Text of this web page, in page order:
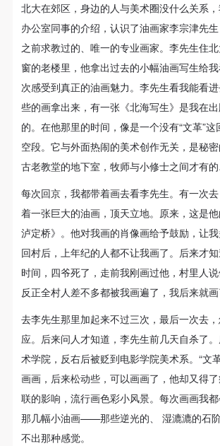
创 作
CREATION
新中国成立后的李宗津在油画创作方面
有信心，概括起来可能就是这么几条：
群体、典型的历史情节与细节，加上准
从而让历史创作成为新时代的象征。他
始了，比如画于1947年的《平民食堂》
群体、外光所塑造的现场气氛，达到了
绘的高峰。
领 袖
LEADERS
李宗津一生中花了许多时间描绘领袖像
中寻找素材。但仔细端详他的这些作品
可以做一个区分：1957年以前，他以感
肖像；1957年以后，他不幸成了右派，
北大在郊区，身边的人与美术圈没什么关系
办公室同事的介绍，认识了油画家李宗津先
之前求教过的、唯一的专业画家。李先生住
窗的老楼里，他拿出过去的小幅油画写生给
次感受到真正的油画魅力。李先生看我能看
些的画拿出来，有一张《北海写生》是我在
的。在他那里的时间，像是一个没有“文革”
空段。它与外面热闹的美术创作无关，是秘
古老教堂的地下室，牧师与小修士之间才有
每次回京，我都带着画去看李先生。有一次
着一张巨大的油画，顶天立地。原来，这是
泸定桥》。他对我画的肖像画给予鼓励，让
回村后，上年纪的人都不让我画了。后来才
时间，四爷死了，走前我刚画过他，村里人说
反正全村人差不多都被我画遍了，我后来就画
去李先生那里加起来不过三次，最后一次去
应。后来问人才知道，李先生前几天自杀了
术学院，反右后被贬到电影学院美术系。“文
画画，后来松动些，可以画画了，他却又得
联的影响，流行画色彩小风景。每次画画我
那几幅小油画——那些逆光的、 湿漉漉的石
不出那种感觉。
破坏。活动中任何非事故当事人及美
应的责任与损失，应由参与活动者根
文、组织规定进行协商和赔偿。并追
任和经济责任。
第六条
参与活动者在参与活动时应当在美术馆
动导师、教师指导下进行，并正确的使
及到的绘画工具、创作材料及配套设
与者因个人原因在使用相应绘画工具、
套设备、设施造成个人受伤、伤害他
具、材料、设备或设施的故障或损坏
当承当相应的全部责任，并主动赔偿
失。活动中任何非事故当事人及美术
事故的任何责任。
中央美术学院美术馆肖像权许可使用协
根据《中华人民共和国广告法》、《中
民法通则》以及 最高人民法院关于贯
人民共和国民法通则》若干问题的意
有关规定，为明确肖像许可方（甲方
方）的权利义务关系，经双方友好协
带有甲方肖像的作品的使用达成如下
一、 一般约定
破坏。活动中任何非事故当事人及美
应的责任与损失，应由参与活动者根
文、组织规定进行协商和赔偿。并追
任和经济责任。
第六条
参与活动者在参与活动时应当在美术馆
动导师、教师指导下进行，并正确的使
及到的绘画工具、创作材料及配套设
与者因个人原因在使用相应绘画工具、
套设备、设施造成个人受伤、伤害他
具、材料、设备或设施的故障或损坏
当承当相应的全部责任，并主动赔偿
失。活动中任何非事故当事人及美术
事故的任何责任。
中央美术学院美术馆肖像权许可使用协
根据《中华人民共和国广告法》、《中
民法通则》以及 最高人民法院关于贯
人民共和国民法通则》若干问题的意
有关规定，为明确肖像许可方（甲方
方）的权利义务关系，经双方友好协
带有甲方肖像的作品的使用达成如下
一、 一般约定
破坏。活动中任何非事故当事人及美
应的责任与损失，应由参与活动者根
文、组织规定进行协商和赔偿。并追
任和经济责任。
第六条
参与活动者在参与活动时应当在美术馆
动导师、教师指导下进行，并正确的使
及到的绘画工具、创作材料及配套设
与者因个人原因在使用相应绘画工具、
套设备、设施造成个人受伤、伤害他
具、材料、设备或设施的故障或损坏
当承当相应的全部责任，并主动赔偿
失。活动中任何非事故当事人及美术
事故的任何责任。
中央美术学院美术馆肖像权许可使用协
根据《中华人民共和国广告法》、《中
民法通则》以及 最高人民法院关于贯
人民共和国民法通则》若干问题的意
有关规定，为明确肖像许可方（甲方
方）的权利义务关系，经双方友好协
带有甲方肖像的作品的使用达成如下
一、 一般约定